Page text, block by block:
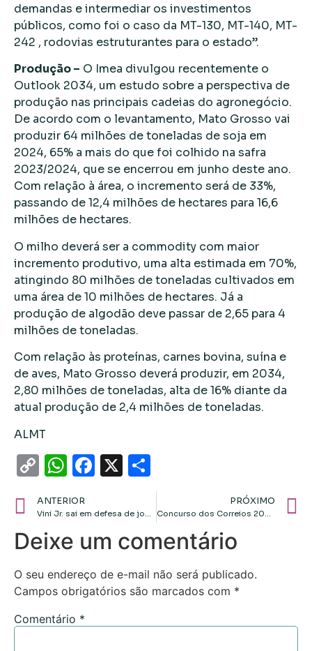
demandas e intermediar os investimentos
públicos, como foi o caso da MT-130, MT-140, MT-
242 , rodovias estruturantes para o estado”.
Produção – O Imea divulgou recentemente o
Outlook 2034, um estudo sobre a perspectiva de
produção nas principais cadeias do agronegócio.
De acordo com o levantamento, Mato Grosso vai
produzir 64 milhões de toneladas de soja em
2024, 65% a mais do que foi colhido na safra
2023/2024, que se encerrou em junho deste ano.
Com relação à área, o incremento será de 33%,
passando de 12,4 milhões de hectares para 16,6
milhões de hectares.
O milho deverá ser a commodity com maior
incremento produtivo, uma alta estimada em 70%,
atingindo 80 milhões de toneladas cultivados em
uma área de 10 milhões de hectares. Já a
produção de algodão deve passar de 2,65 para 4
milhões de toneladas.
Com relação às proteínas, carnes bovina, suína e
de aves, Mato Grosso deverá produzir, em 2034,
2,80 milhões de toneladas, alta de 16% diante da
atual produção de 2,4 milhões de toneladas.
ALMT
CopyWhatsApp
Facebook
X
ANTERIOR PRÓXIMO
Deixe um comentário
O seu endereço de e-mail não será publicado.
Campos obrigatórios são marcados com *
Comentário *